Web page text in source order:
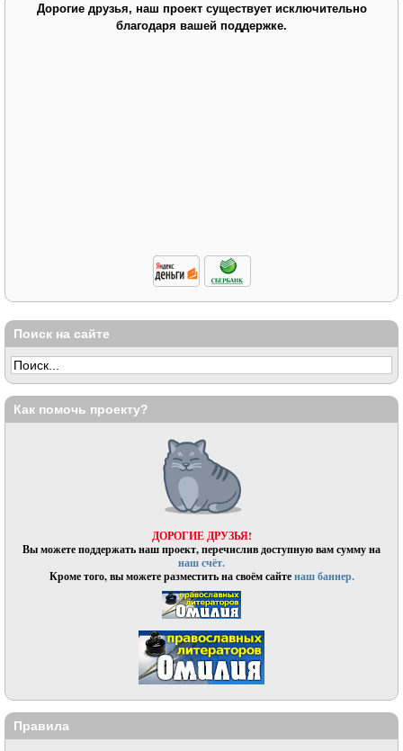
Дорогие друзья, наш проект существует исключительно
благодаря вашей поддержке.
Поиск на сайте
Как помочь проекту?
ДОРОГИЕ ДРУЗЬЯ!
Вы можете поддержать наш проект, перечислив доступную вам сумму на
наш счёт.
Кроме того, вы можете разместить на своём сайтенаш баннер.
Правила